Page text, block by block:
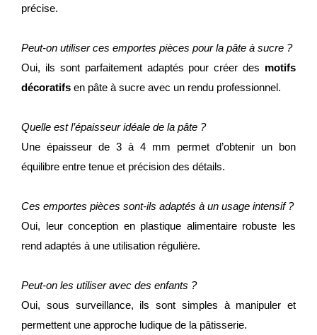
précise.
Peut-on utiliser ces emportes pièces pour la pâte à sucre ?
Oui, ils sont parfaitement adaptés pour créer des motifs
décoratifs en pâte à sucre avec un rendu professionnel.
Quelle est l’épaisseur idéale de la pâte ?
Une épaisseur de 3 à 4 mm permet d’obtenir un bon
équilibre entre tenue et précision des détails.
Ces emportes pièces sont-ils adaptés à un usage intensif ?
Oui, leur conception en plastique alimentaire robuste les
rend adaptés à une utilisation régulière.
Peut-on les utiliser avec des enfants ?
Oui, sous surveillance, ils sont simples à manipuler et
permettent une approche ludique de la pâtisserie.